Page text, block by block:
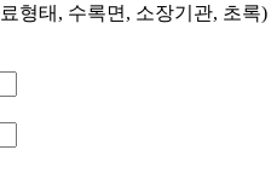
형태, 수록면, 소장기관, 초록)